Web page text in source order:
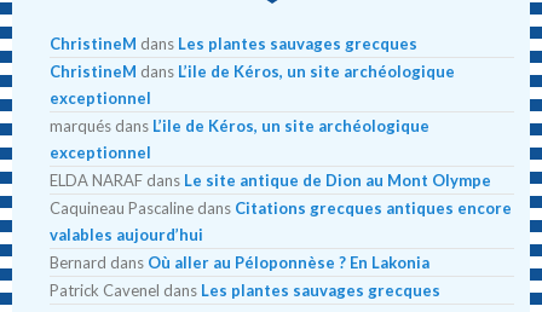
ChristineM dans Les plantes sauvages grecques
ChristineM dans L’ile de Kéros, un site archéologique
exceptionnel
marqués dans L’ile de Kéros, un site archéologique
exceptionnel
ELDA NARAF dans Le site antique de Dion au Mont Olympe
Caquineau Pascaline dans Citations grecques antiques encore
valables aujourd’hui
Bernard dans Où aller au Péloponnèse ? En Lakonia
Patrick Cavenel dans Les plantes sauvages grecques